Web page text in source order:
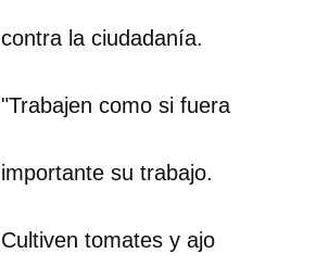
contra la ciudadanía.
"Trabajen como si fuera
importante su trabajo.
Cultiven tomates y ajo